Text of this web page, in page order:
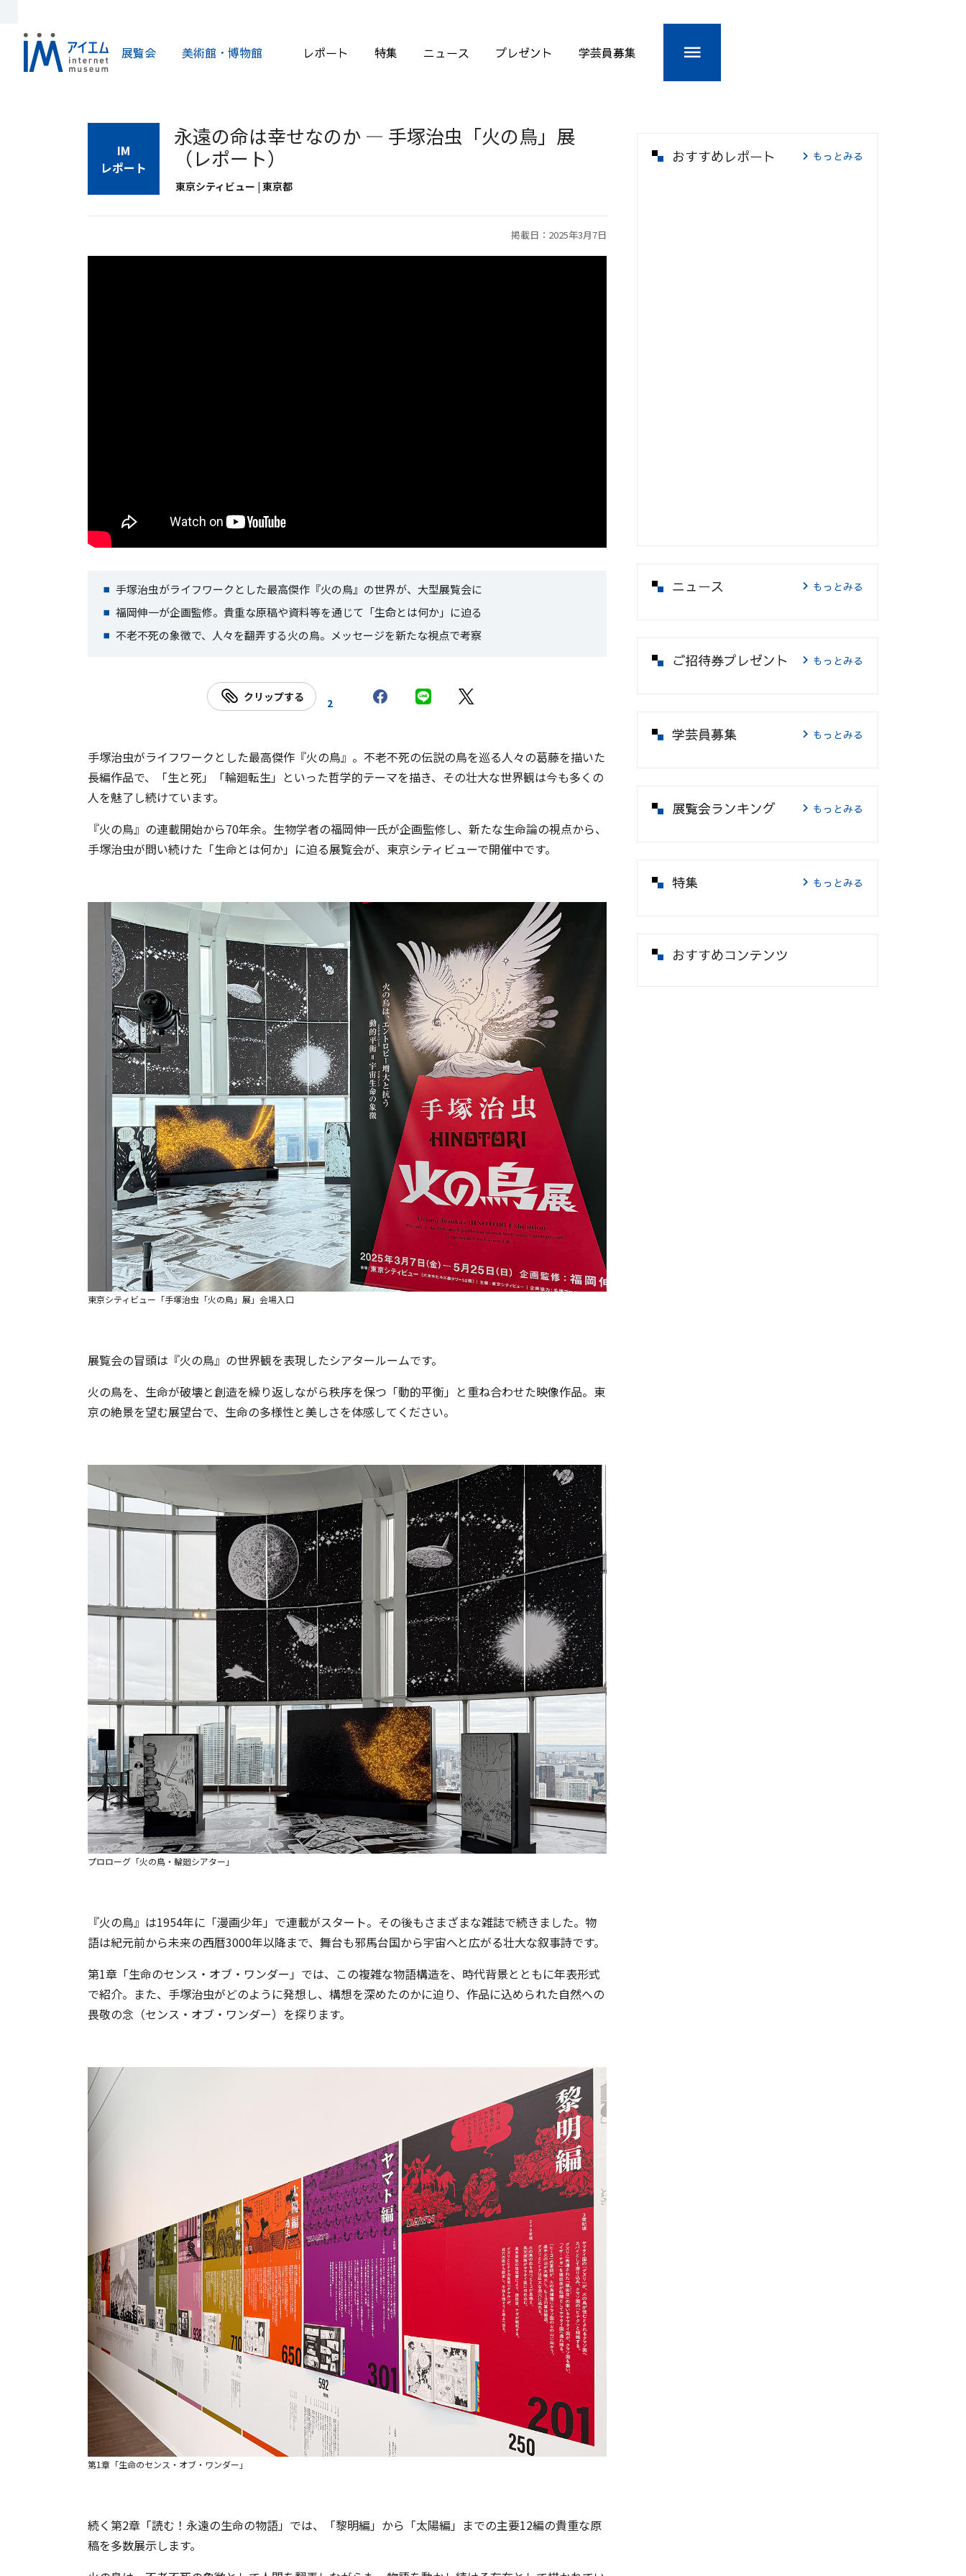
展覧会 美術館・博物館 レポート 特集 ニュース プレゼント 学芸員募集
IM
レポート
永遠の命は幸せなのか ― 手塚治虫「火の鳥」展
（レポート）
東京シティビュー | 東京都
掲載日：2025年3月7日
手塚治虫がライフワークとした最高傑作『火の鳥』の世界が、大型展覧会に
福岡伸一が企画監修。貴重な原稿や資料等を通じて「生命とは何か」に迫る
不老不死の象徴で、人々を翻弄する火の鳥。メッセージを新たな視点で考察
クリップする 2
手塚治虫がライフワークとした最高傑作『火の鳥』。不老不死の伝説の鳥を巡る人々の葛藤を描いた
長編作品で、「生と死」「輪廻転生」といった哲学的テーマを描き、その壮大な世界観は今も多くの
人を魅了し続けています。
『火の鳥』の連載開始から70年余。生物学者の福岡伸一氏が企画監修し、新たな生命論の視点から、
手塚治虫が問い続けた「生命とは何か」に迫る展覧会が、東京シティビューで開催中です。
東京シティビュー「手塚治虫「火の鳥」展」会場入口
展覧会の冒頭は『火の鳥』の世界観を表現したシアタールームです。
火の鳥を、生命が破壊と創造を繰り返しながら秩序を保つ「動的平衡」と重ね合わせた映像作品。東
京の絶景を望む展望台で、生命の多様性と美しさを体感してください。
プロローグ「火の鳥・輪廻シアター」
『火の鳥』は1954年に「漫画少年」で連載がスタート。その後もさまざまな雑誌で続きました。物
語は紀元前から未来の西暦3000年以降まで、舞台も邪馬台国から宇宙へと広がる壮大な叙事詩です。
第1章「生命のセンス・オブ・ワンダー」では、この複雑な物語構造を、時代背景とともに年表形式
で紹介。また、手塚治虫がどのように発想し、構想を深めたのかに迫り、作品に込められた自然への
畏敬の念（センス・オブ・ワンダー）を探ります。
第1章「生命のセンス・オブ・ワンダー」
続く第2章「読む！永遠の生命の物語」では、「黎明編」から「太陽編」までの主要12編の貴重な原
稿を多数展示します。
おすすめレポート もっとみる
ニュース もっとみる
ご招待券プレゼント もっとみる
学芸員募集 もっとみる
展覧会ランキング もっとみる
特集 もっとみる
おすすめコンテンツ